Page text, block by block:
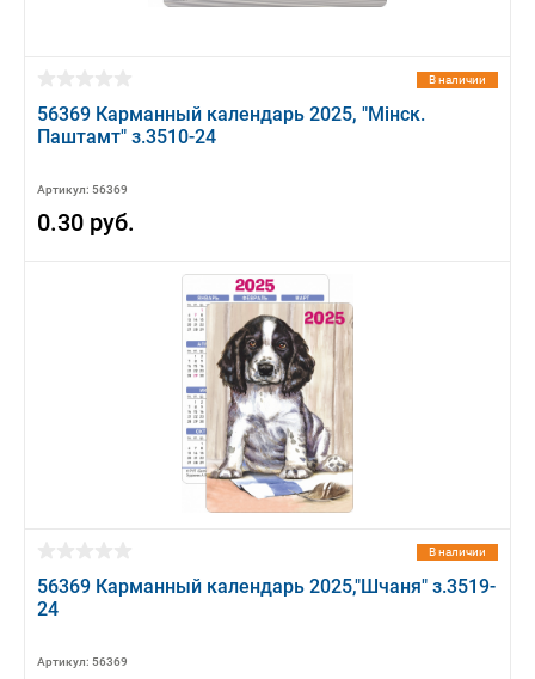
В наличии
56369 Карманный календарь 2025, "Мiнск.
Паштамт" з.3510-24
Артикул: 56369
0.30 руб.
В наличии
56369 Карманный календарь 2025,"Шчаня" з.3519-
24
Артикул: 56369